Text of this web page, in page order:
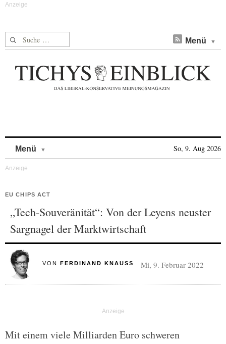
Suche nach: Menü
Menü So, 9. Aug 2026
EU CHIPS ACT
„Tech-Souveränität“: Von der Leyens neuster
Sargnagel der Marktwirtschaft
VON FERDINAND KNAUSS Mi, 9. Februar 2022
Mit einem viele Milliarden Euro schweren